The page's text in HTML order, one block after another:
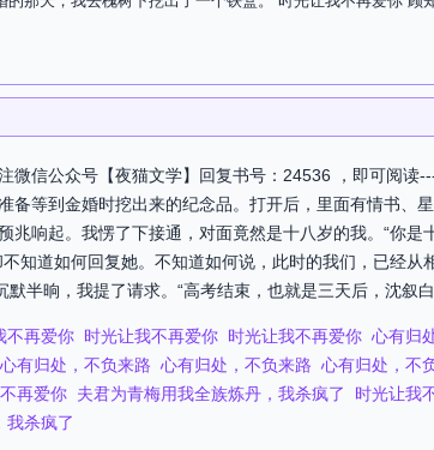
微信公众号【夜猫文学】回复书号：24536 ，即可阅读
备等到金婚时挖出来的纪念品。打开后，里面有情书、
兆响起。我愣了下接通，对面竟然是十八岁的我。“你是
知道如何回复她。不知道如何说，此时的我们，已经从
默半晌，我提了请求。“高考结束，也就是三天后，沈
不再爱你 时光让我不再爱你 时光让我不再爱你 心有归
心有归处，不负来路 心有归处，不负来路 心有归处，不
再爱你 夫君为青梅用我全族炼丹，我杀疯了 时光让我
我杀疯了